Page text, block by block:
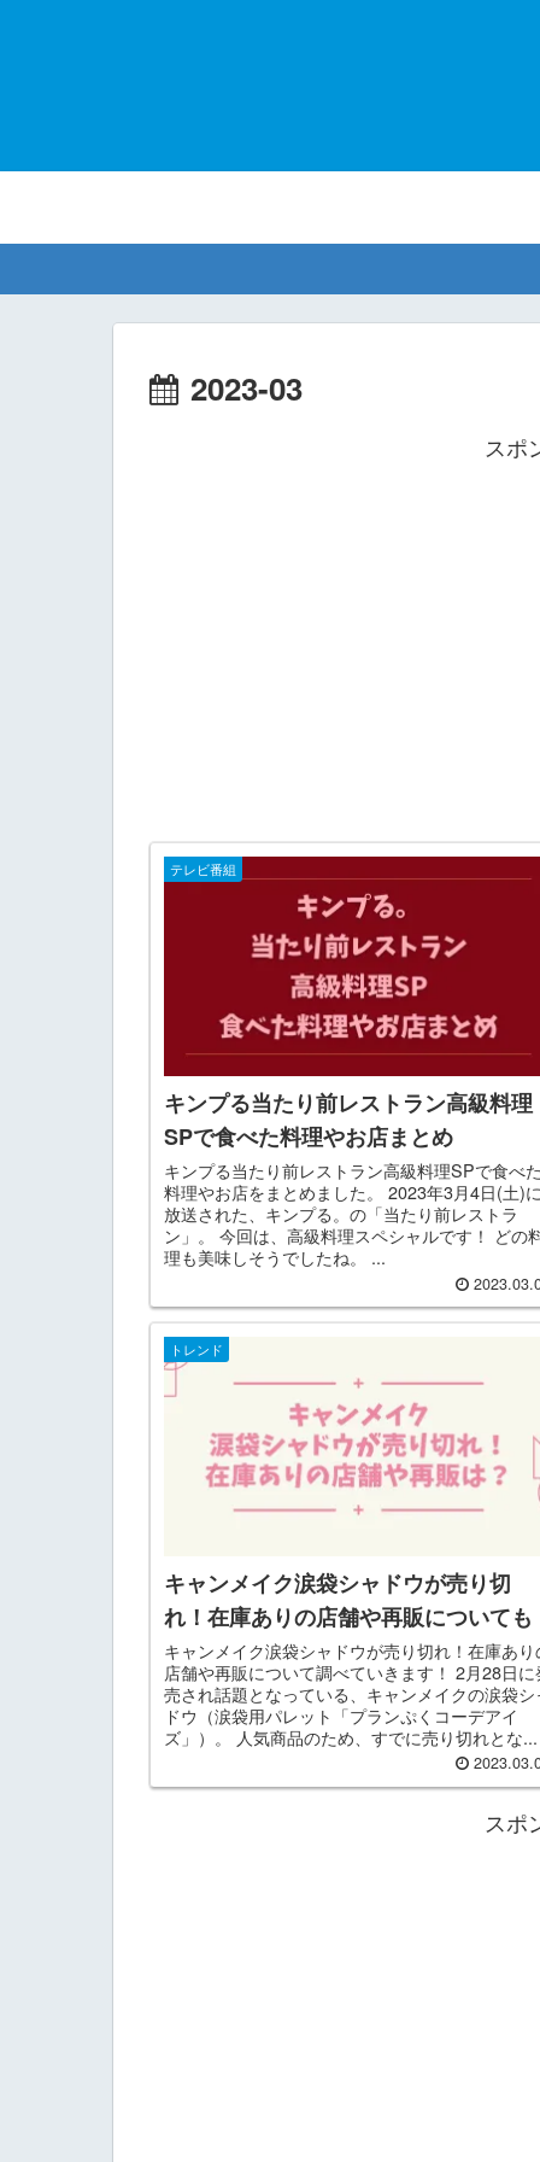
2023-03
スポ
テレビ番組
キンプる当たり前レストラン高級料理
SPで食べた料理やお店まとめ
キンプる当たり前レストラン高級料理SPで食べ
料理やお店をまとめました。 2023年3月4日(土)
放送された、キンプる。の「当たり前レストラ
ン」。 今回は、高級料理スペシャルです！ どの
理も美味しそうでしたね。 ...
トレンド
キャンメイク涙袋シャドウが売り切
れ！在庫ありの店舗や再販についても
キャンメイク涙袋シャドウが売り切れ！在庫あり
店舗や再販について調べていきます！ 2月28日に
売され話題となっている、キャンメイクの涙袋シ
ドウ（涙袋用パレット「プランぷくコーデアイ
ズ」）。 人気商品のため、すでに売り切れとな...
スポ